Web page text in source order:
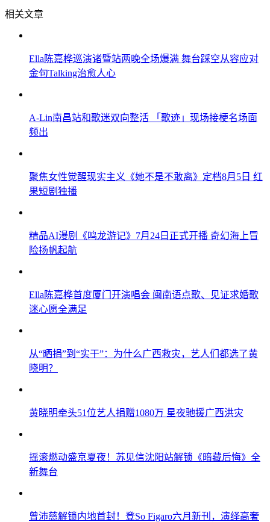
相关文章
Ella陈嘉桦巡演诸暨站两晚全场爆满 舞台踩空从容应对
金句Talking治愈人心
A-Lin南昌站和歌迷双向整活 「歌迹」现场接梗名场面
频出
聚焦女性觉醒现实主义《她不是不敢离》定档8月5日 红
果短剧独播
精品AI漫剧《鸣龙游记》7月24日正式开播 奇幻海上冒
险扬帆起航
​Ella陈嘉桦首度厦门开演唱会 闽南语点歌、见证求婚歌
迷心愿全满足
从“晒捐”到“实干”：为什么广西救灾，艺人们都选了黄
晓明？
黄晓明牵头51位艺人捐赠1080万 星夜驰援广西洪灾
摇滚燃动盛京夏夜！苏见信沈阳站解锁《暗藏后悔》全
新舞台
曾沛慈解锁内地首封！登So Figaro六月新刊，演绎高奢